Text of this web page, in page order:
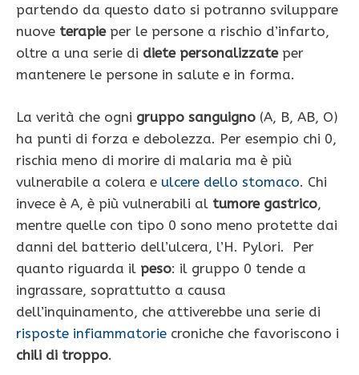
partendo da questo dato si potranno sviluppare
nuove terapieper le persone a rischio d’infarto,
oltre a una serie di diete personalizzateper
mantenere le persone in salute e in forma.
La verità che ogni gruppo sanguigno (A, B, AB, O)
ha punti di forza e debolezza. Per esempio chi 0,
rischia meno di morire di malaria ma è più
vulnerabile a colera e ulcere dello stomaco. Chi
invece è A, è più vulnerabili al tumore gastrico,
mentre quelle con tipo 0 sono meno protette dai
danni del batterio dell’ulcera, l’H. Pylori. Per
quanto riguarda il peso: il gruppo 0 tende a
ingrassare, soprattutto a causa
dell’inquinamento, che attiverebbe una serie di
risposte infiammatorie croniche che favoriscono i
chili di troppo.